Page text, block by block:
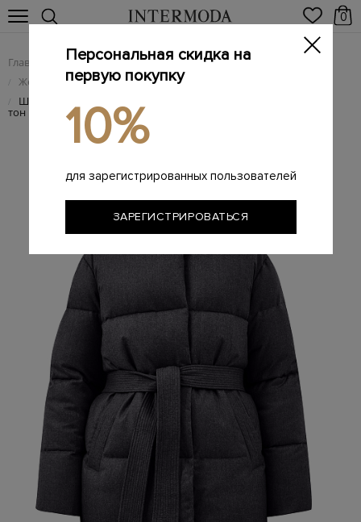
0
Главная Женщинам / Женская одежда
/ Женские пуховики
/ Шерстяной пуховик Farren с высоким воротом и поясом в
тон
Персональная скидка на
первую покупку
10%
для зарегистрированных пользователей
ЗАРЕГИСТРИРОВАТЬСЯ